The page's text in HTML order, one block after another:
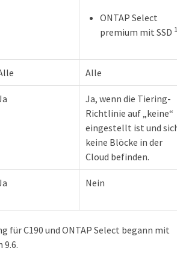
ONTAP Select
premium mit SSD 1
Alle
Ja, wenn die Tiering-
Richtlinie auf „keine“
eingestellt ist und sich
keine Blöcke in der
Cloud befinden.
Nein
für C190 und ONTAP Select begann mit
9.6.